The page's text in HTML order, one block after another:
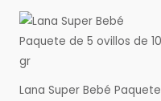
Lana Super Bebé Paquete
Rango
de
precios:
$16,060.00